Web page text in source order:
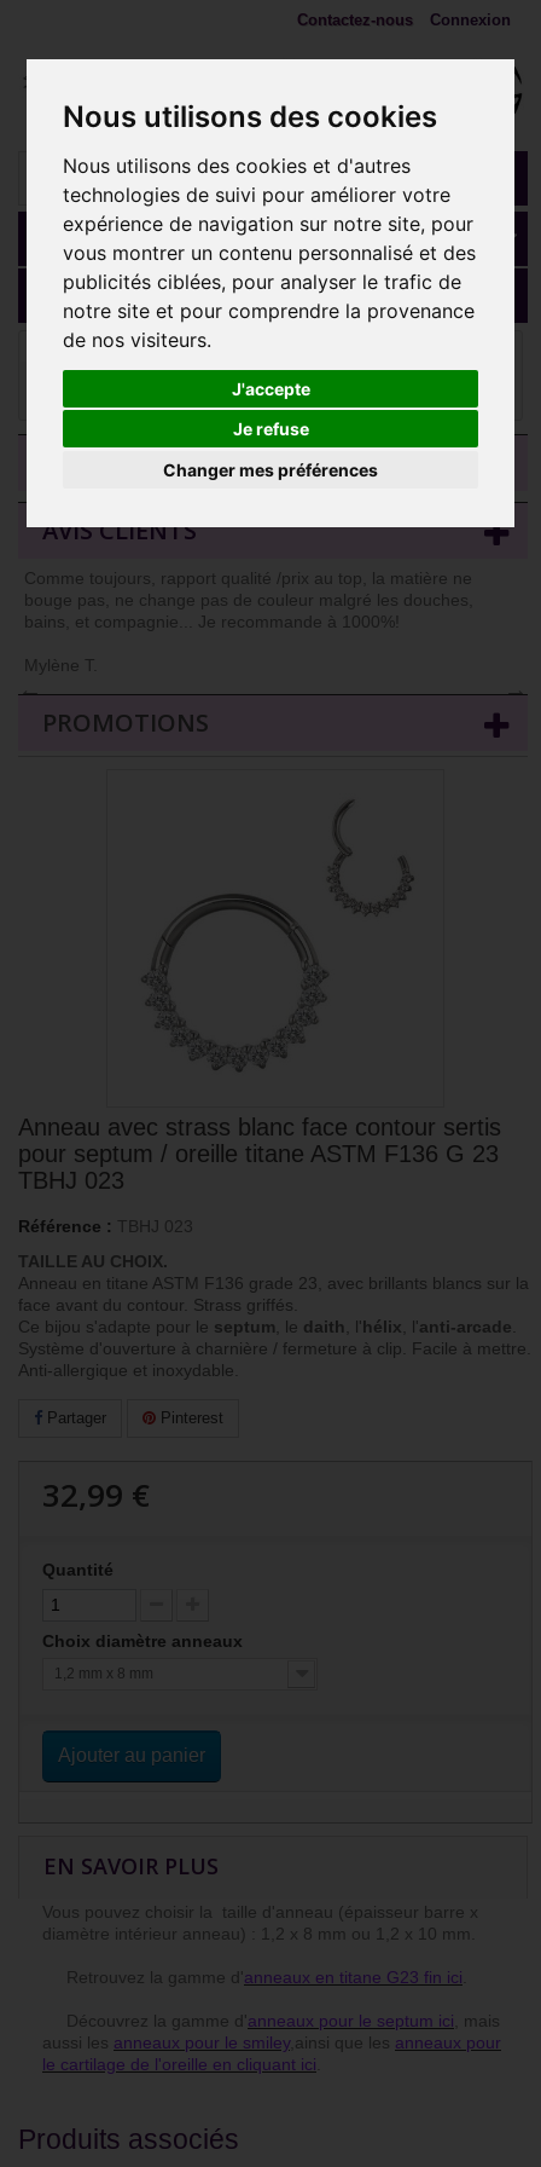
Nous utilisons des cookies
Nous utilisons des cookies et d'autres
technologies de suivi pour améliorer votre
expérience de navigation sur notre site, pour
vous montrer un contenu personnalisé et des
publicités ciblées, pour analyser le trafic de
notre site et pour comprendre la provenance
de nos visiteurs.
J'accepte
Je refuse
Changer mes préférences
Connexion
Contactez-nous
Panier (vide)
MENU
ANNEAUX, fers à cheval, spirales
blanc face contour sertis pour septum / oreille titane ASTM F136 G 23
TBHJ 023
CATEGORIES
AVIS CLIENTS
Comme toujours, rapport qualité /prix au top, la matière ne
bouge pas, ne change pas de couleur malgré les douches,
bains, et compagnie... Je recommande à 1000%!
Mylène T.
→
←
PROMOTIONS
Anneau avec strass blanc face contour sertis
pour septum / oreille titane ASTM F136 G 23
TBHJ 023
Référence : TBHJ 023
TAILLE AU CHOIX.
Anneau en titane ASTM F136 grade 23, avec brillants blancs sur la
face avant du contour. Strass griffés.
Ce bijou s'adapte pour le septum , le daith , l'hélix , l'anti-arcade
Système d'ouverture à charnière / fermeture à clip. Facile à mettre.
Anti-allergique et inoxydable.
Partager Pinterest
32,99 €
Quantité
Choix diamètre anneaux
1,2 mm x 8 mm
Ajouter au panier
EN SAVOIR PLUS
Vous pouvez choisir la taille d'anneau (épaisseur barre x
diamètre intérieur anneau) : 1,2 x 8 mm ou 1,2 x 10 mm.
Retrouvez la gamme d'anneaux en titane G23 fin ici
Découvrez la gamme d'anneaux pour le septum ici , mais
aussi les anneaux pour le smiley,ainsi que les anneaux pour
le cartilage de l'oreille en cliquant ici
Produits associés